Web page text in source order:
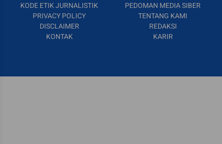
KODE ETIK JURNALISTIK
PEDOMAN MEDIA SIBER
PRIVACY POLICY
TENTANG KAMI
DISCLAIMER
REDAKSI
KONTAK
KARIR